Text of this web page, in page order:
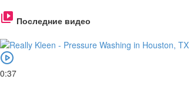
Последние видео
0:37